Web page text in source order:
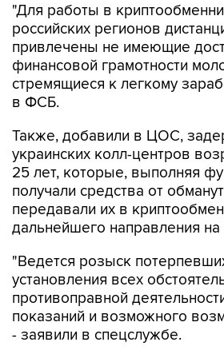
"Для работы в
российских регионов
привлечены не имеющие
финансовой грамотности
стремящиеся к легкому
в ФСБ.
Также, добавили в ЦОС,
украинских колл-центров
25 лет, которые, выполняя
получали средства от
передавали их в
дальнейшего направления на
"Ведется розыск
установления всех
противоправной
показаний и возможного
- заявили в спецслужбе.